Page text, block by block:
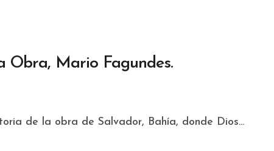
Obra, Mario Fagundes.
de la obra de Salvador, Bahía, donde Dios...